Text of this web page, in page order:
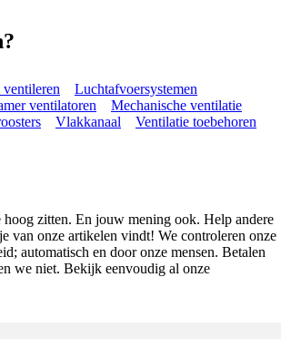
Luchtafvoersystemen
ventilatoren
Mechanische ventilatie
Vlakkanaal Ventilatie toebehoren
hoog zitten. En jouw mening ook. Help andere
van onze artikelen vindt! We controleren onze
automatisch en door onze mensen. Betalen
we niet. Bekijk eenvoudig al onze